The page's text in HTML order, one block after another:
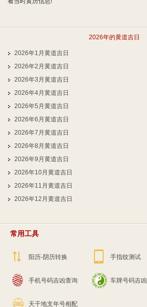
2026年的黄道吉日
2026年1月黄道吉日
2026年2月黄道吉日
2026年3月黄道吉日
2026年4月黄道吉日
2026年5月黄道吉日
2026年6月黄道吉日
2026年7月黄道吉日
2026年8月黄道吉日
2026年9月黄道吉日
2026年10月黄道吉日
2026年11月黄道吉日
2026年12月黄道吉日
常用工具
阳历-阴历转换 手指纹测试
手机号码吉凶查询 车牌号码吉凶
天干地支年号相配